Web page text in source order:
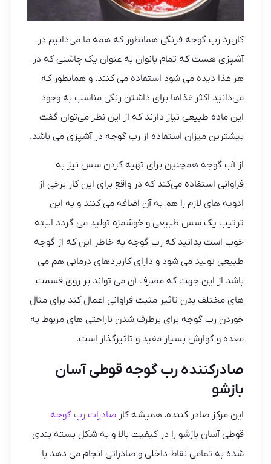
کاربرد رب گوجه فرنگی همانطور که همه ما می‌دانیم در
آشپزی هست که تمام بانوان به عنوان یک چاشنی که در
هر غذا دیده می شود استفاده می کنند. و همانطور که
می‌دانید اکثر غذاها برای داشتن رنگی مناسب به وجود
این ماده طبیعی نیاز دارند که از این نظر می‌توان گفت
بیشترین میزان استفاده از رب گوجه در آشپزی می باشد.
از آب گوجه همچنین برای تهیه کردن سس نیز به
فراوانی استفاده می‌کند که در واقع برای این کار برخی از
ادویه های لازم را هم به آن اضافه می کنند و به این
ترتیب یک سس طبیعی و خوشمزه تولید می گردد البته
خوب است بدانید که رب گوجه به خاطر این که از گوجه
طبیعی تولید می شود و دارای کاربردهای درمانی هم می
باشد از این جهت که مصرف آن می تواند بر روی قسمت
های مختلف بدن تاثیر مثبت فراوانی اعمال کند برای مثال
خوردن رب گوجه برای برطرف شدن ناراحتی های مربوط به
معده و گوارش بسیار مفید و تاثیرگذار است.
صادرکننده رب گوجه قوطی آسان
بازشو
این مرکز صادر کننده، همیشه کارصادرات رب گوجه
قوطی آسان بازشو را در کیفیت بالا و به شکل بسته بندی
شده به تمامی نقاط داخلی و صادراتی انجام می دهد با